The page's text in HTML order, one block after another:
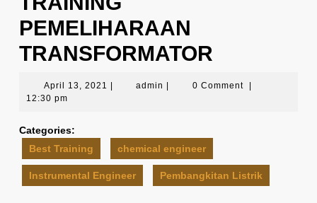
PEMELIHARAAN
TRANSFORMATOR
April 13, 2021 April
admin admin 0 Comment
12:30 pm
Categories:
Best Training
chemical engineer
Instrumental Engineer Pembangkitan Listrik